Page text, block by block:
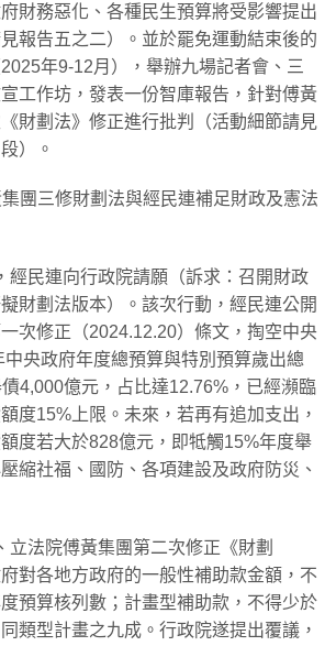
財務惡化、各種民生預算將受影響提出
報告五之二）。並於罷免運動結束後的
年9-12月），舉辦九場記者會、三
工作坊，發表一份智庫報告，針對傅黃
財劃法》修正進行批判（活動細節請見
）。
團三修財劃法與經民連補足財政及憲法
經民連向行政院請願（訴求：召開財政
財劃法版本）。該次行動，經民連公開
次修正（2024.12.20）條文，掏空中央
央政府年度總預算與特別預算歲出總
4,000億元，占比達12.76%，已經瀕臨
度15%上限。未來，若再有追加支出，
度若大於828億元，即牴觸15%年度舉
縮社福、國防、各項建設及政府防災、
立法院傅黃集團第二次修正《財劃
對各地方政府的一般性補助款金額，不
預算核列數；計畫型補助款，不得少於
類型計畫之九成。行政院遂提出覆議，